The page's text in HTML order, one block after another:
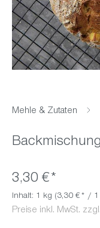
Mehle & Zutaten
3,30 €*
Inhalt: 1 kg (3,30 €* / 1
Preise inkl. MwSt.